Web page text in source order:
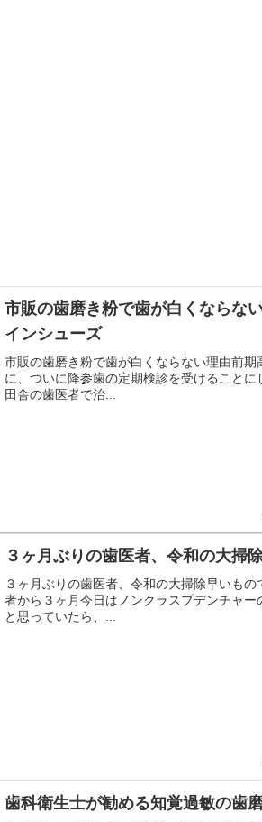
市販の歯磨き粉で歯が白くならな
インシューズ
市販の歯磨き粉で歯が白くならない理由前期
に、ついに降参歯の定期検診を受けることに
田舎の歯医者で治...
３ヶ月ぶりの歯医者、令和の大掃
３ヶ月ぶりの歯医者、令和の大掃除早いもの
者から３ヶ月今日はノンクラスプデンチャー
と思っていたら、...
歯科衛生士が勧める知覚過敏の歯